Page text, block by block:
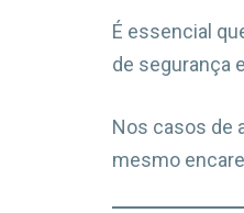
É essencial
de segurança e
Nos casos de
mesmo